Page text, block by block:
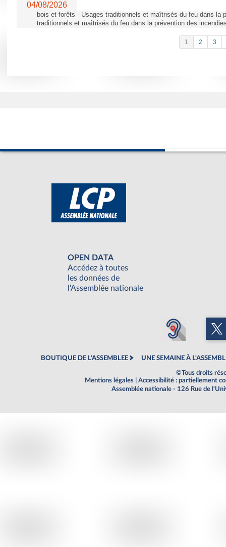
04/08/2026
bois et forêts - Usages traditionnels et maîtrisés du feu dans la
traditionnels et maîtrisés du feu dans la prévention des
1 2 3
OPEN DATA
Accédez à toutes
les données de
l'Assemblée nationale
BOUTIQUE DE L'ASSEMBLEE UNE SEMAINE À
©Tous droits
Mentions légales
Accessibilité : partiellement
Assemblée nationale - 126 Rue de